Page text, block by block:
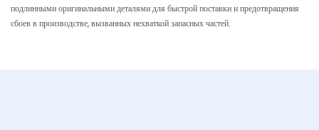
подлинными оригинальными деталями для быстрой поставки и предотвращения
сбоев в производстве, вызванных нехваткой запасных частей.